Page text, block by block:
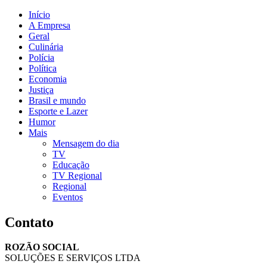
Início
A Empresa
Geral
Culinária
Polícia
Política
Economia
Justiça
Brasil e mundo
Esporte e Lazer
Humor
Mais
Mensagem do dia
TV
Educação
TV Regional
Regional
Eventos
Contato
ROZÃO SOCIAL
SOLUÇÕES E SERVIÇOS LTDA